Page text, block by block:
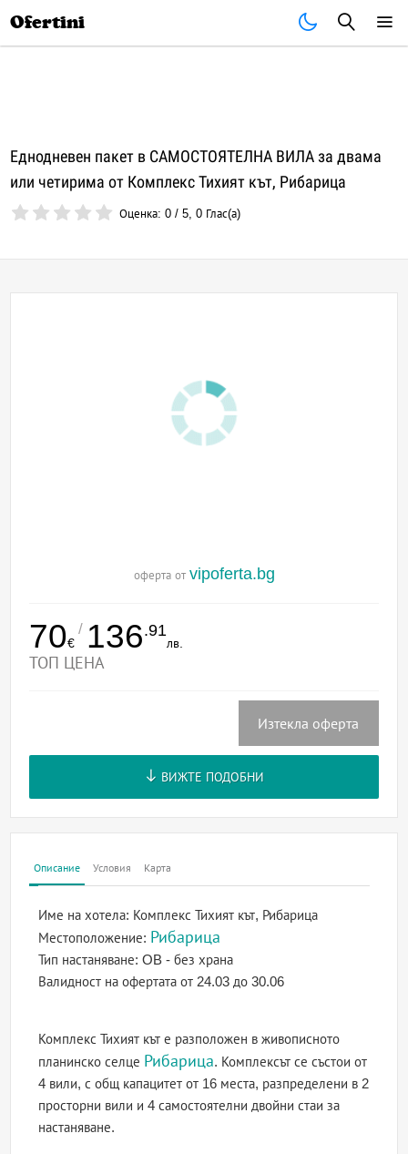
Ofertini
Еднодневен пакет в САМОСТОЯТЕЛНА ВИЛА за двама
или четирима от Комплекс Тихият кът, Рибарица
Оценка:0 /5,0 Глас(а)
оферта от vipoferta.bg
70€
/ 136.91
лв.
ТОП ЦЕНА
Изтекла оферта
ВИЖТЕ ПОДОБНИ
Описание Условия Карта
Име на хотела: Комплекс Тихият кът, Рибарица
Местоположение: Рибарица
Тип настаняване:OB - без храна
Валидност на офертатаот 24.03 до 30.06
Комплекс Тихият кът е разположен в живописното
планинско селце Рибарица. Комплексът се състои от
4 вили, с общ капацитет от 16 места, разпределени в 2
просторни вили и 4 самостоятелни двойни стаи за
настаняване.